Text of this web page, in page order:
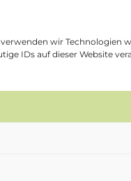
wir Technologien
IDs auf dieser Website